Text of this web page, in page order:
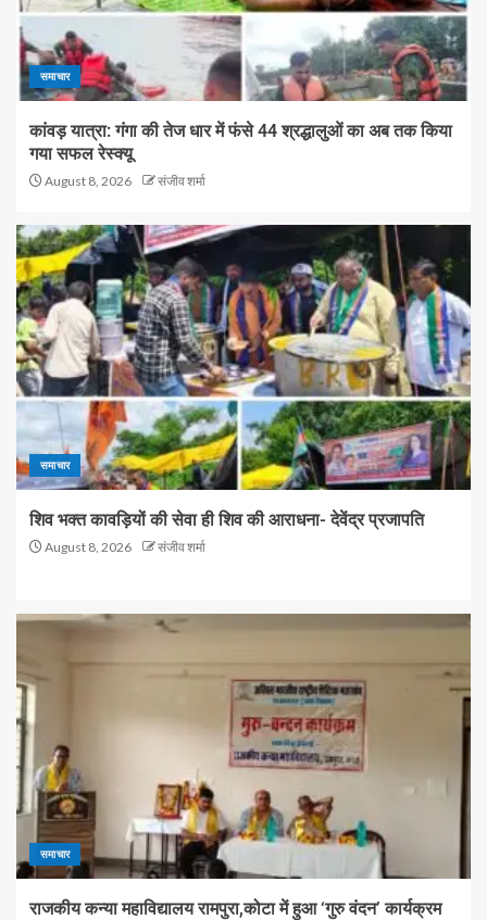
समाचार
कांवड़ यात्रा: गंगा की तेज धार में फंसे 44 श्रद्धालुओं का अब तक किया
गया सफल रेस्क्यू
August 8, 2026 संजीव शर्मा
समाचार
शिव भक्त कावड़ियों की सेवा ही शिव की आराधना- देवेंद्र प्रजापति
August 8, 2026 संजीव शर्मा
समाचार
राजकीय कन्या महाविद्यालय रामपुरा,कोटा में हुआ ‘गुरु वंदन’ कार्यक्रम